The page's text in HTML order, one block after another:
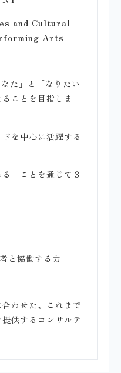
and Cultural
Arts
た」と「なりたい
ことを目指しま
を中心に活躍する
」ことを通じて３
と協働する力
わせた、これまで
供するコンサルテ